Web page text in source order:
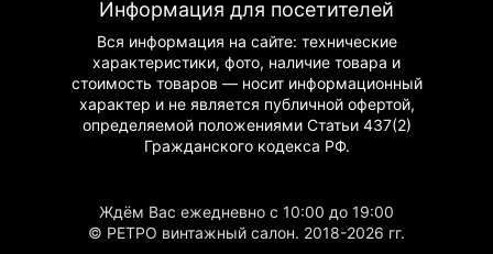
Историческая ценность: религиозное
произведение искусства
Художественное исполнение: детальная
проработка элементов
Сохранность : превосходное состояние
Духовное значение: символ милосердия и
сострадания
Декоративное искусство: украшение
интерьера
Информация для посетителей
Вся информация на сайте: технические
характеристики, фото, наличие товара и
стоимость товаров — носит информационный
характер и не является публичной офертой,
определяемой положениями Статьи 437(2)
Гражданскогокодекса РФ.
Ждём Вас ежедневно с 10:00 до 19:00
© РЕТРО винтажный салон. 2018-2026 гг.